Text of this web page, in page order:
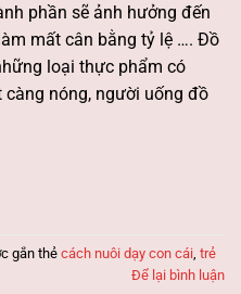
phần sẽ ảnh hưởng đến
mất cân bằng tỷ lệ …. Đồ
loại thực phẩm có
càng nóng, người uống đồ
gắn thẻcách nuôi dạy con cái trẻ
Để lại bình luận